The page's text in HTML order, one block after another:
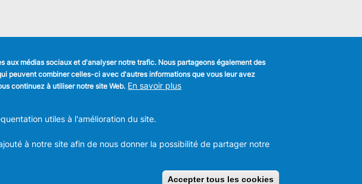
SUIVEZ NOUS
Facebook
Charte de bonne conduite et de
+32 2 558 08 00
médias sociaux et d'analyser notre trafic. Nous partageons également des
peuvent combiner celles-ci avec d'autres informations que vous leur avez
continuez à utiliser notre site Web. En savoir plus
utiles à l'amélioration du site.
à notre site afin de nous donner la possibilité de partager notre
Accepter tous les cookies